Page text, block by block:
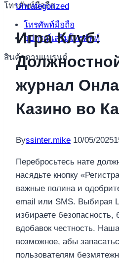
โทรศัพท์มือถือ
โทรศัพท์มือถือ
อุปกรณ์เสริมโทรศัพท์
สินค้าตามแบรนด์
Uncategorized
Игра Клуб:
журнал
Казино во
Byssinter.mike 10/05/2025
Перебросьтесь нате
насядьте кнопку
важные полина и
email или SMS. Выбирая
избираете безопасность,
вдобавок честность.
возможное, абы
пользователям